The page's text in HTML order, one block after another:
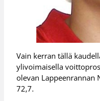
Vain kerran tällä
ylivoimaisella
olevan Lappeenrannan
72,7.